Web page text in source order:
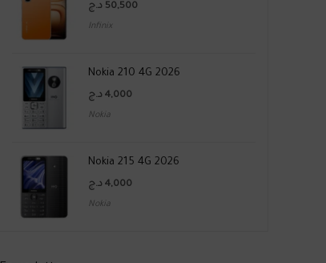
50,500 د.ج
Infinix
Nokia 210 4G 2026
4,000 د.ج
Nokia
Nokia 215 4G 2026
4,000 د.ج
Nokia